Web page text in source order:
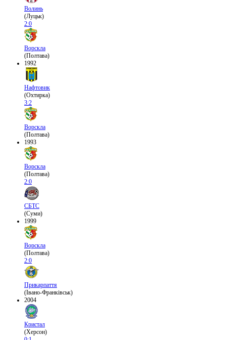
Волинь
(Луцьк)
2:0
Ворскла
(Полтава)
1992
Нафтовик
(Охтирка)
3:2
Ворскла
(Полтава)
1993
Ворскла
(Полтава)
2:0
СБТС
(Суми)
1999
Ворскла
(Полтава)
2:0
Прикарпаття
(Івано-Франківськ)
2004
Кристал
(Херсон)